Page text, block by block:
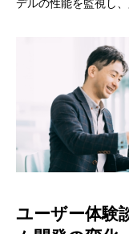
デルの性能を監視し
ユーザー体験